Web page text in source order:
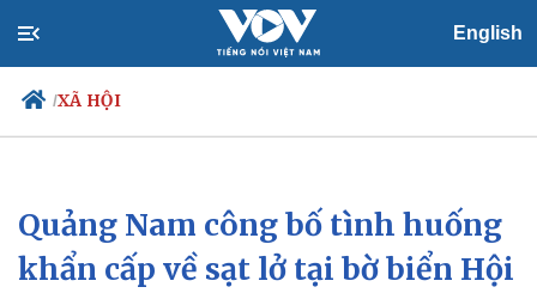
English
/XÃ HỘI
Chính trị
Đảng
Tổ chức nhân sự
Xã hội
Tin 24h
Dự báo thời tiết
Quảng Nam công bố tình huống
khẩn cấp về sạt lở tại bờ biển Hội